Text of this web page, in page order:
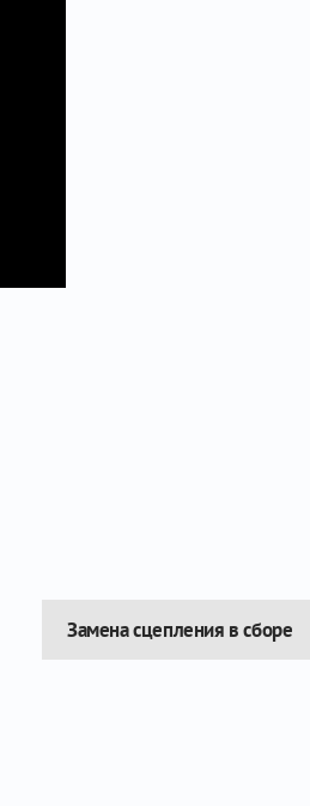
Замена сцепления в сборе